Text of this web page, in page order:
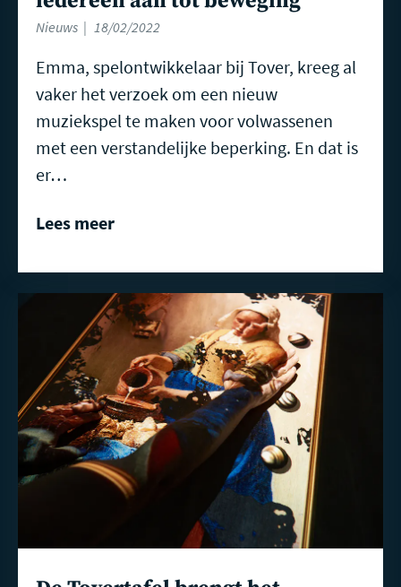
Nieuws 18/02/2022
Emma, spelontwikkelaar bij Tover, kreeg al
vaker het verzoek om een nieuw
muziekspel te maken voor volwassenen
met een verstandelijke beperking. En dat is
er…
Lees meer